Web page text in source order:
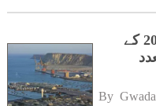
پی سی ٹی وی آئی میں خزاں 2026 کے
By